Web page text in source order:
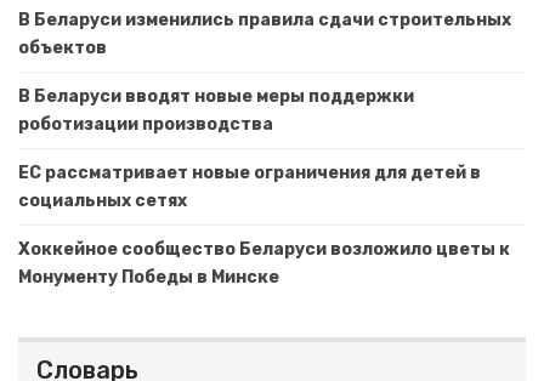
В Беларуси изменились правила сдачи строительных
объектов
В Беларуси вводят новые меры поддержки
роботизации производства
ЕС рассматривает новые ограничения для детей в
социальных сетях
Хоккейное сообщество Беларуси возложило цветы к
Монументу Победы в Минске
Словарь